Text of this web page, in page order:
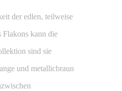
der edlen, teilweise
Flakons kann die
sind sie
und metallicbraun